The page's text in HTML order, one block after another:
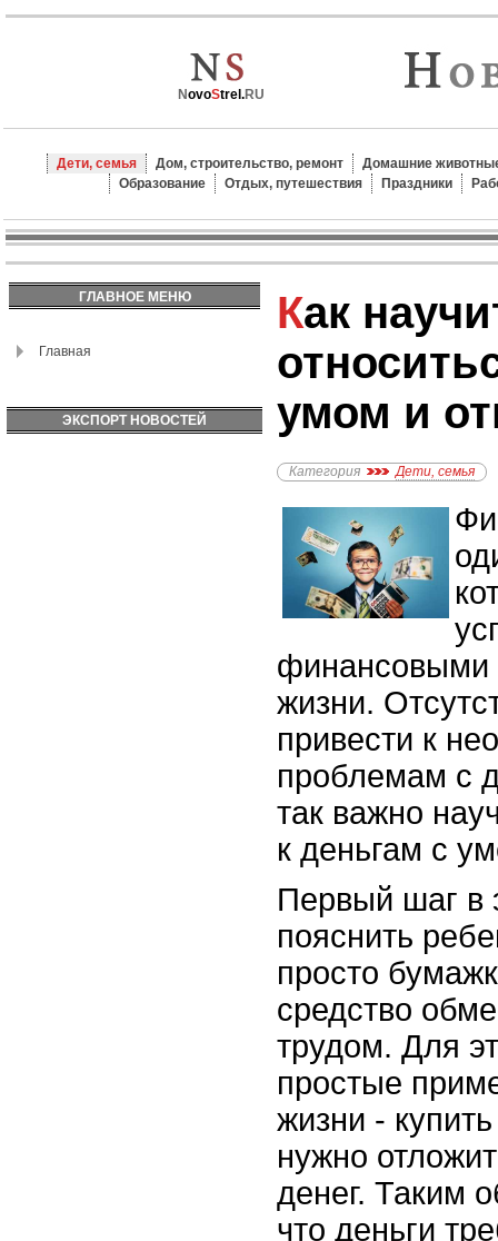
NovoStrel.RU
Дети, семья Дом, строительство, ремонт
Домашние
Образование
Отдых, путешествия Праздники
ГЛАВНОЕ МЕНЮ
Главная
ЭКСПОРТ НОВОСТЕЙ
Как научить ребенка
умом и
Категория Дети, семья
финансовыми
жизни.
привести к
проблемам с
так важно
к деньгам с
Первый шаг в
пояснить
просто
средство
трудом. Для
простые
жизни -
нужно
денег. Таким
что деньги